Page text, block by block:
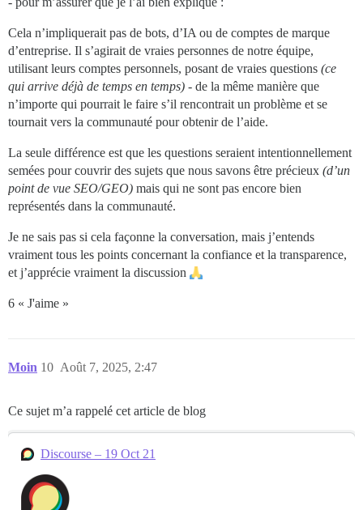
Cela n’impliquerait pas de bots, d’IA ou de comptes de marque
d’entreprise. Il s’agirait de vraies personnes de notre équipe,
utilisant leurs comptes personnels, posant de vraies questions (ce
qui arrive déjà de temps en temps) - de la même manière que
n’importe qui pourrait le faire s’il rencontrait un problème et se
tournait vers la communauté pour obtenir de l’aide.
La seule différence est que les questions seraient intentionnellement
semées pour couvrir des sujets que nous savons être précieux (d’un
point de vue SEO/GEO) mais qui ne sont pas encore bien
représentés dans la communauté.
Je ne sais pas si cela façonne la conversation, mais j’entends
vraiment tous les points concernant la confiance et la transparence,
et j’apprécie vraiment la discussion
6 « J'aime »
Moin Août 7, 2025, 2:47
10
Ce sujet m’a rappelé cet article de blog
Discourse – 19 Oct 21